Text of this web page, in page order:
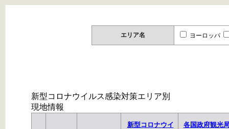
エリア名 ヨーロッパ
新型コロナウイルス感染対策エリア別
現地情報
新型コロナウイ
各国政府観光